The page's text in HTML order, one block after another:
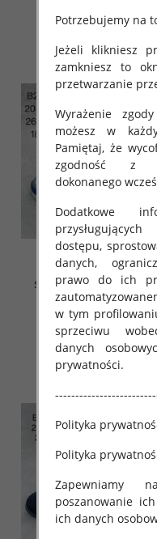
szczegóły
Sportowe Chłopięca Roz
31/18 par
34.00 zł
Potrzebujemy na
Jeżeli klikniesz
zamkniesz to
przetwarzanie
Wyrażenie
możesz w
Pamiętaj, że
zgodność z
dokonanego
Dodatkowe
dostępu,
danych,
prawo do ich
w tym
sprzeciwu
danych
prywatności.
Polityka
Polityka
Zapewniamy
poszanowanie
ich danych